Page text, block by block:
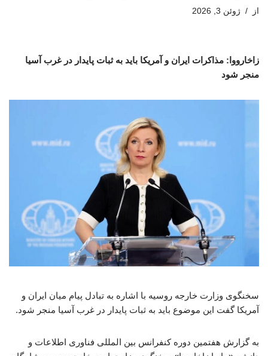
از ژوئن 3, 2026
زاخارووا: مذاکرات ایران و آمریکا باید به ثبات پایدار در غرب آسیا
منجر شود
سخنگوی وزارت خارجه روسیه با اشاره به تبادل پیام میان ایران و
آمریکا گفت این موضوع باید به ثبات پایدار در غرب آسیا منجر شود.
به گزارش هفتمین دوره کنفرانس بین المللی فناوری اطلاعات و